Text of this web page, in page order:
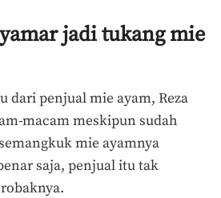
jadi tukang mie
dari penjual mie ayam, Reza
macam meskipun sudah
mie ayamnya
saja, penjual itu tak